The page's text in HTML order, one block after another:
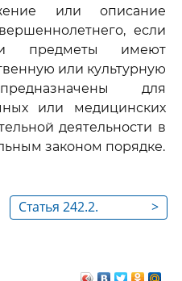
или описание
если
предметы имеют
или культурную
для
или медицинских
деятельности в
законом порядке.
>
Статья 242.2.